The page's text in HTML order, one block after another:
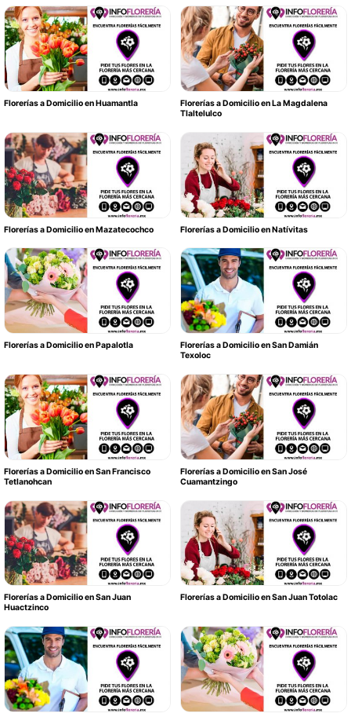
Florerías a Domicilio en Huamantla
Florerías a Domicilio en La Magdalena
Tlaltelulco
Florerías a Domicilio en Mazatecochco Florerías a Domicilio en Natívitas
Florerías a Domicilio en Papalotla
Florerías a Domicilio en San Damián
Texoloc
Florerías a Domicilio en San Francisco
Tetlanohcan
Florerías a Domicilio en San José
Cuamantzingo
Florerías a Domicilio en San Juan
Huactzinco
Florerías a Domicilio en San Juan Totolac